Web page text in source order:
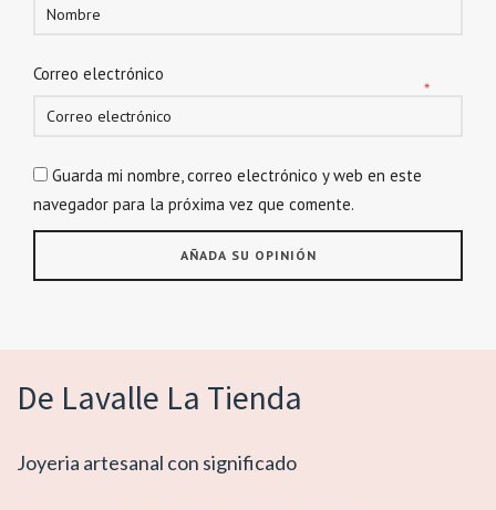
Correo electrónico
*
Guarda mi nombre, correo electrónico y web en este
navegador para la próxima vez que comente.
De Lavalle La Tienda
Joyeria artesanal con significado